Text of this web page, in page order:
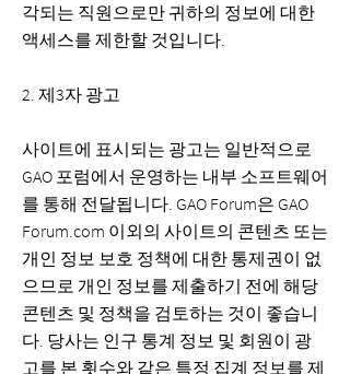
각되는 직원으로만 귀하의 정보에 대한
액세스를 제한할 것입니다.
2. 제3자 광고
사이트에 표시되는 광고는 일반적으로
GAO 포럼에서 운영하는 내부 소프트웨어
를 통해 전달됩니다. GAO Forum은 GAO
Forum.com 이외의 사이트의 콘텐츠 또는
개인 정보 보호 정책에 대한 통제권이 없
으므로 개인 정보를 제출하기 전에 해당
콘텐츠 및 정책을 검토하는 것이 좋습니
다. 당사는 인구 통계 정보 및 회원이 광
고를 본 횟수와 같은 특정 집계 정보를 제